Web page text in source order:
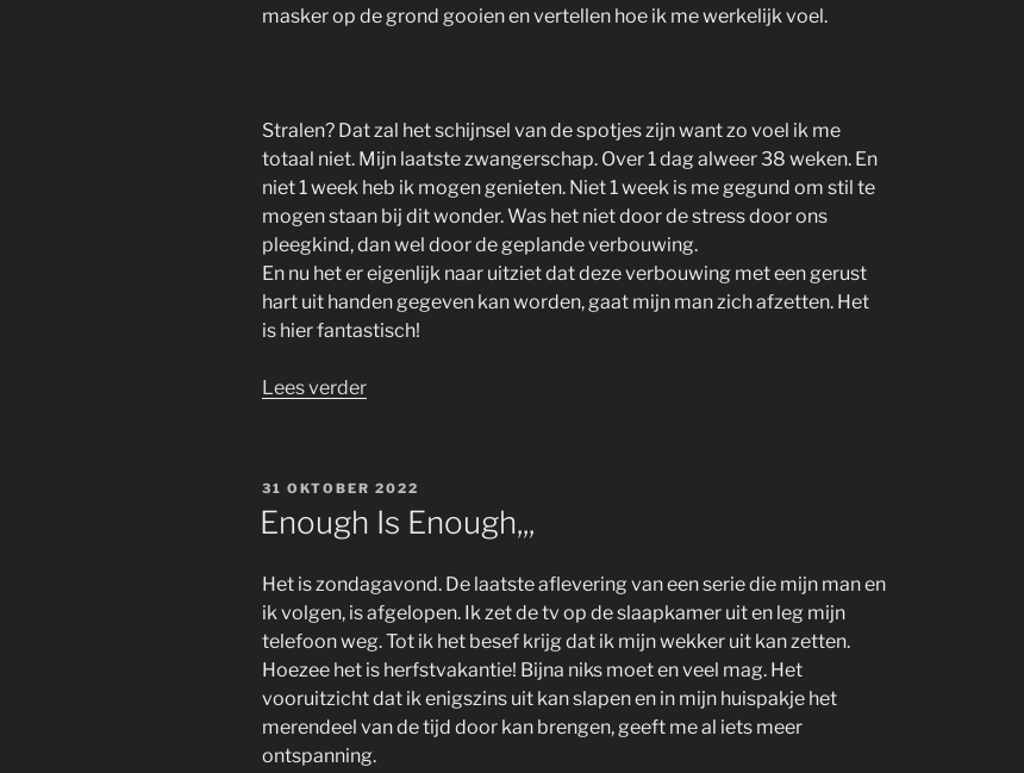
masker op de grond gooien en vertellen hoe ik me werkelijk voel.
Stralen? Dat zal het schijnsel van de spotjes zijn want zo voel ik me
totaal niet. Mijn laatste zwangerschap. Over 1 dag alweer 38 weken. En
niet 1 week heb ik mogen genieten. Niet 1 week is me gegund om stil te
mogen staan bij dit wonder. Was het niet door de stress door ons
pleegkind, dan wel door de geplande verbouwing.
En nu het er eigenlijk naar uitziet dat deze verbouwing met een gerust
hart uit handen gegeven kan worden, gaat mijn man zich afzetten. Het
is hier fantastisch!
Lees verder“I
GEPLAATST
31 OKTOBER 2022
Enough Is Enough,,,
Het is zondagavond. De laatste aflevering van een serie die mijn man en
ik volgen, is afgelopen. Ik zet de tv op de slaapkamer uit en leg mijn
telefoon weg. Tot ik het besef krijg dat ik mijn wekker uit kan zetten.
Hoezee het is herfstvakantie! Bijna niks moet en veel mag. Het
vooruitzicht dat ik enigszins uit kan slapen en in mijn huispakje het
merendeel van de tijd door kan brengen, geeft me al iets meer
ontspanning.